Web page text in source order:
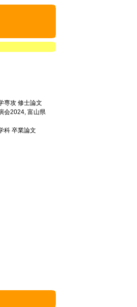
専攻 修士論文
会2024, 富山県
科 卒業論文